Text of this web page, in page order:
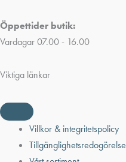
Öppettider butik:
Vardagar 07.00 - 16.00
Viktiga länkar
Villkor & integritetspolicy
Tillgänglighetsredogörelse